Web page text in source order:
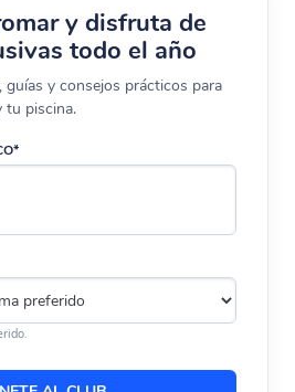
y disfruta de
todo el año
guías y consejos prácticos para
tu piscina.